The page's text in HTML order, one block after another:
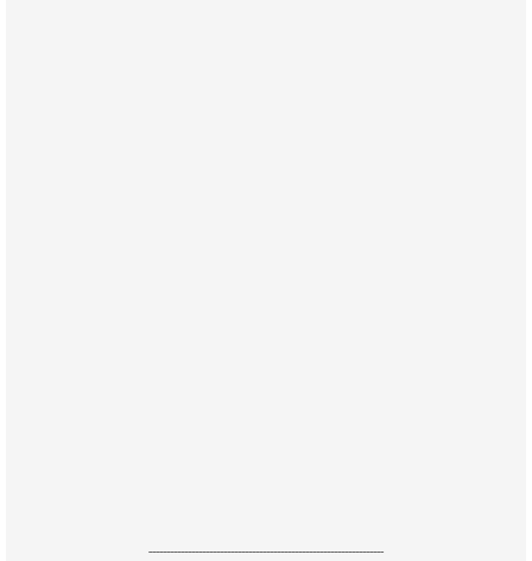
------------------------------------------------------------------